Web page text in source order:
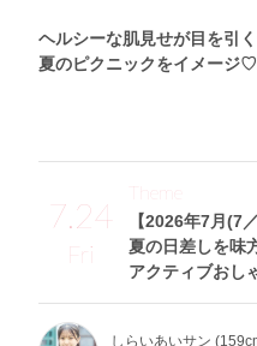
ヘルシーな肌見せが目を引
夏のピクニックをイメージ♡
7.24
Fri
【2026年7月(7
夏の日差しを味
アクティブおし
Theme
しらいあいサン